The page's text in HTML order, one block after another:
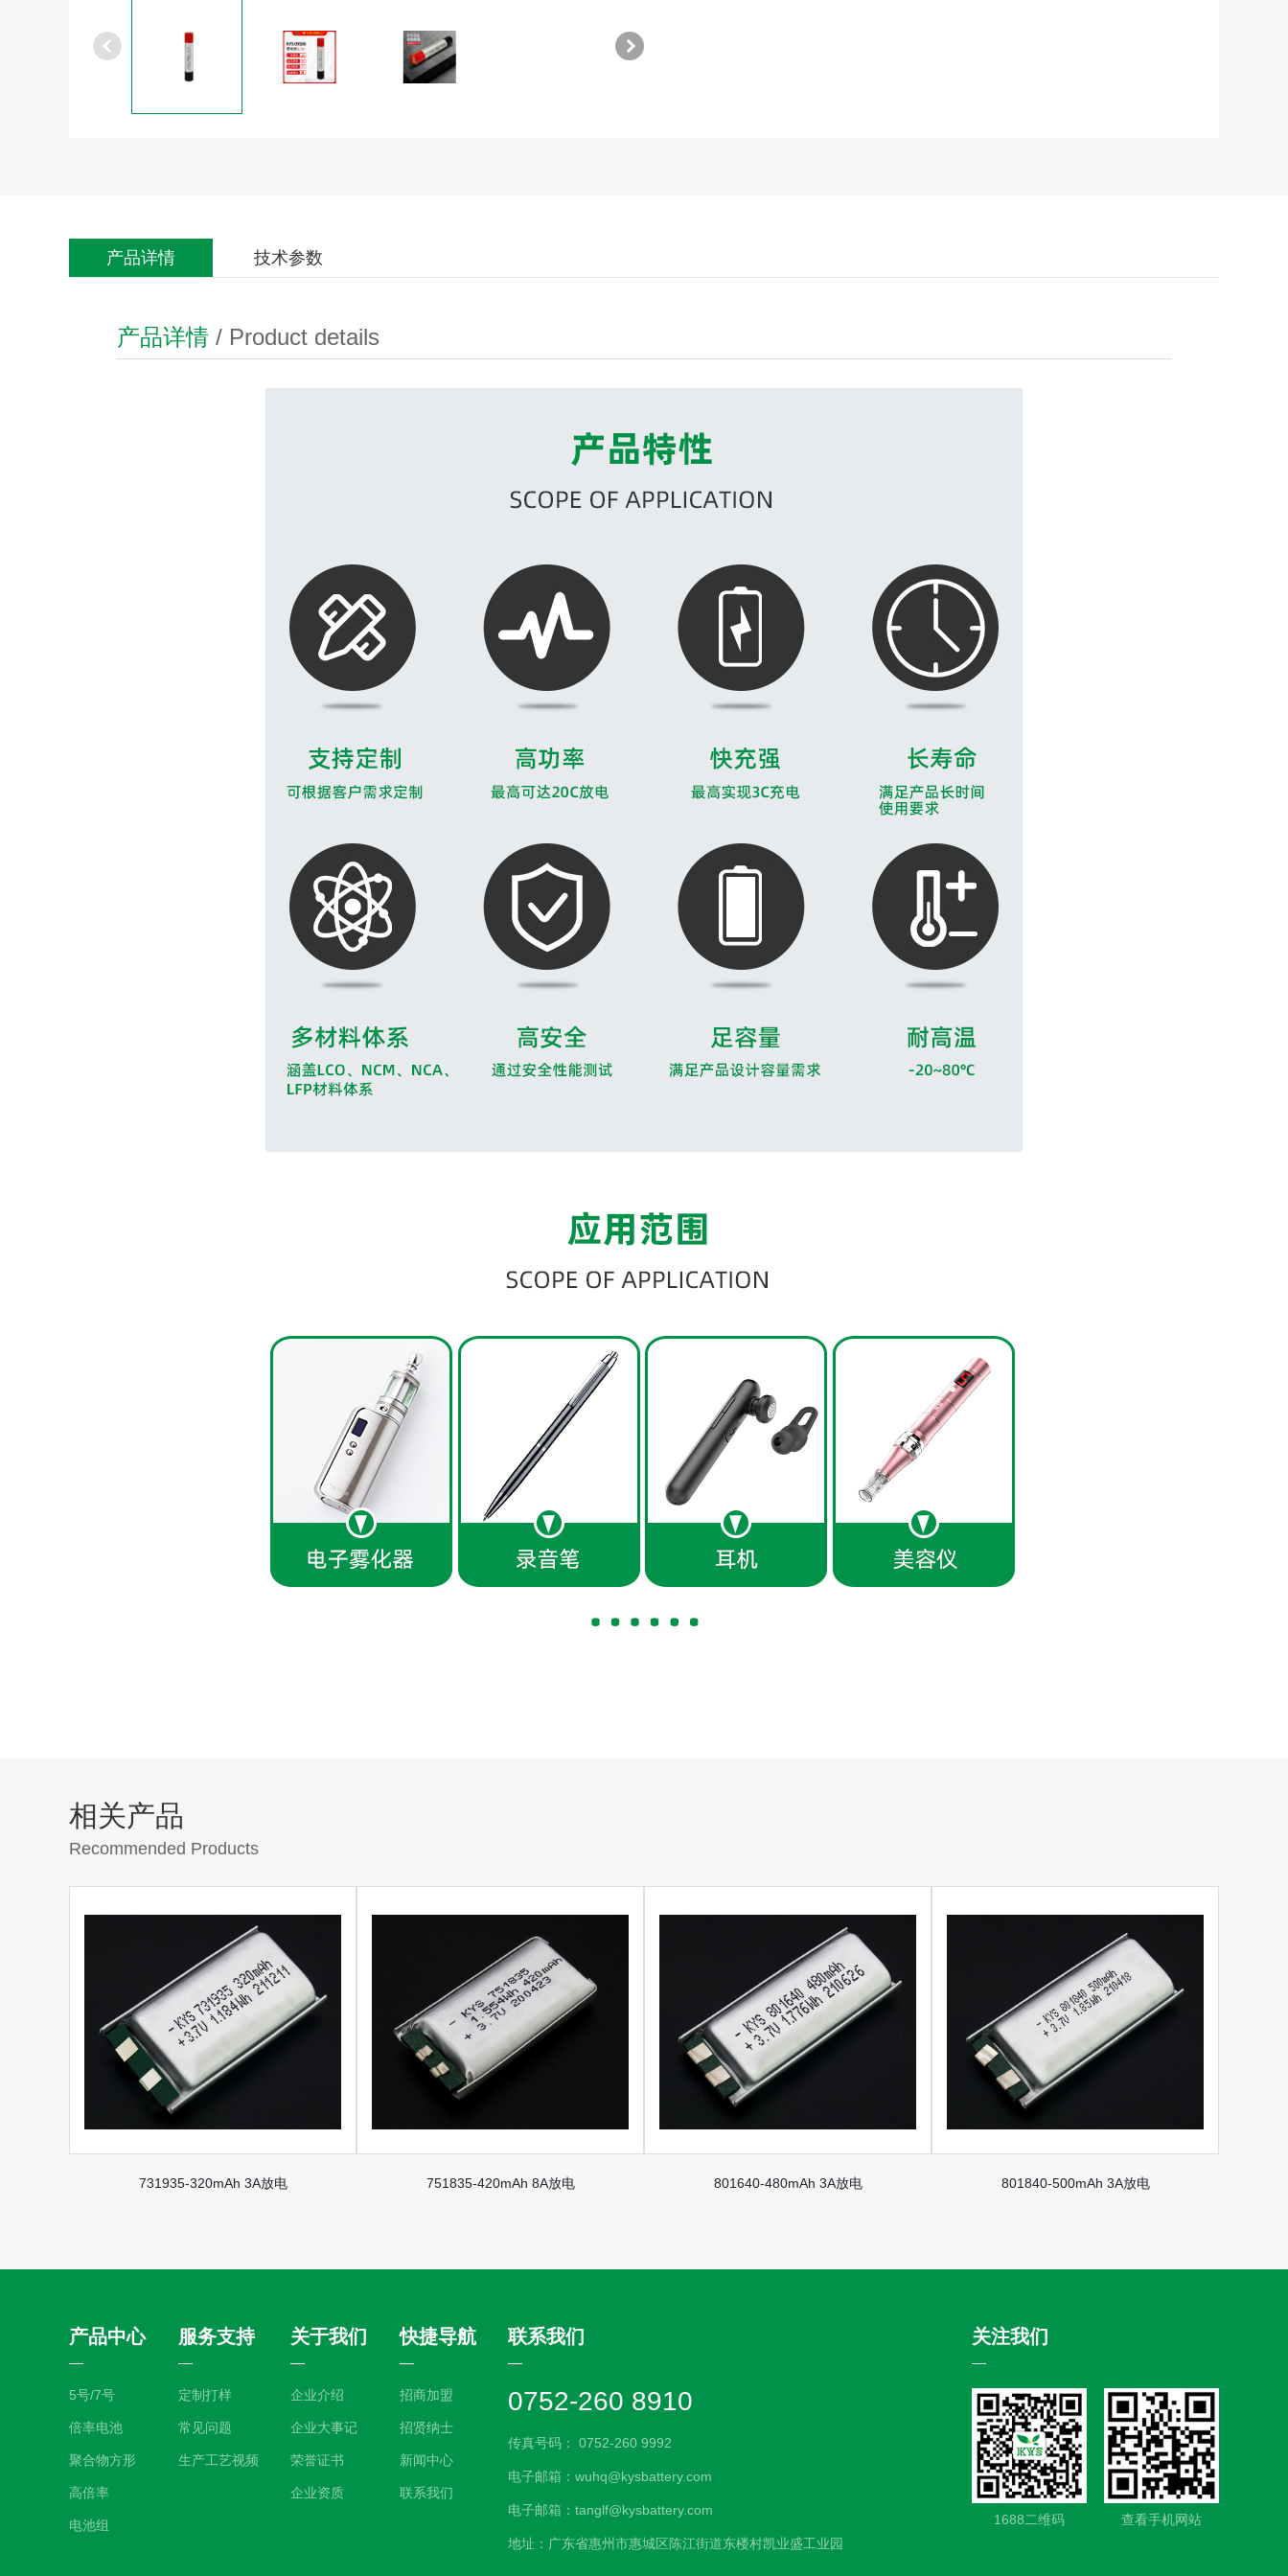
产品详情 技术参数
产品详情 / Product details
相关产品
Recommended Products
731935-320mAh 3A放电 751835-420mAh 8A放电 801640-480mAh 3A放电 801840-500mAh 3A放电
产品中心
5号/7号
倍率电池
聚合物方形
高倍率
电池组
服务支持
定制打样
常见问题
生产工艺视频
关于我们
企业介绍
企业大事记
荣誉证书
企业资质
快捷导航
招商加盟
招贤纳士
新闻中心
联系我们
联系我们
0752-260 8910
传真号码： 0752-260 9992
电子邮箱：wuhq@kysbattery.com
电子邮箱：tanglf@kysbattery.com
地址：广东省惠州市惠城区陈江街道东楼村凯业盛工业园
关注我们
1688二维码 查看手机网站